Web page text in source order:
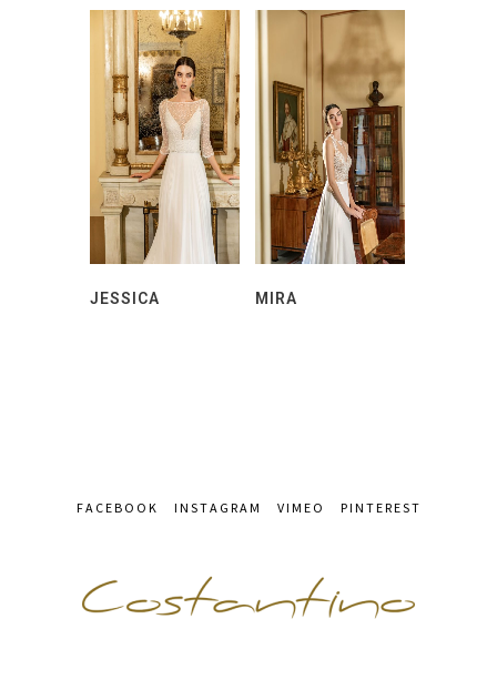
JESSICA MIRA
FACEBOOK INSTAGRAM VIMEO PINTEREST